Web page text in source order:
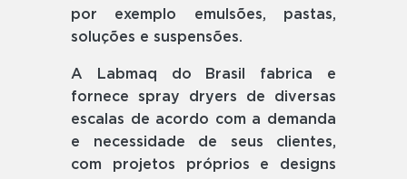
por exemplo emulsões, pastas,
soluções e suspensões.
A Labmaq do Brasil fabrica e
fornece spray dryers de diversas
escalas de acordo com a demanda
e necessidade de seus clientes,
com projetos próprios e designs